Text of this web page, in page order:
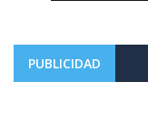
PUBLICIDAD